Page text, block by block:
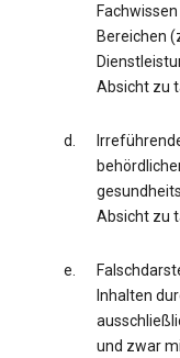
Bereichen
Absicht zu
Absicht zu
Inhalten
und zwar